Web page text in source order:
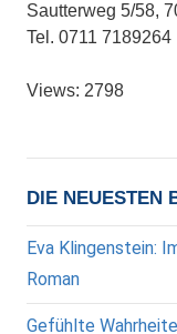
Sautterweg 5/58,
Tel. 0711 7189264
Views: 2798
DIE NEUESTEN
Eva Klingenstein:
Roman
Gefühlte